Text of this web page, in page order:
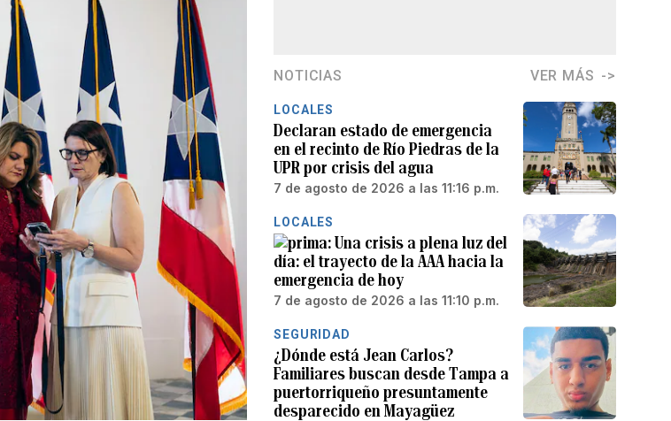
NOTICIAS VER MÁS
LOCALES
Declaran estado de emergencia
en el recinto de Río Piedras de la
UPR por crisis del agua
7 de agosto de 2026 a las 11:16 p.m.
LOCALES
Una crisis a plena luz del
día: el trayecto de la AAA hacia la
emergencia de hoy
7 de agosto de 2026 a las 11:10 p.m.
SEGURIDAD
¿Dónde está Jean Carlos?
Familiares buscan desde Tampa a
puertorriqueño presuntamente
desparecido en Mayagüez